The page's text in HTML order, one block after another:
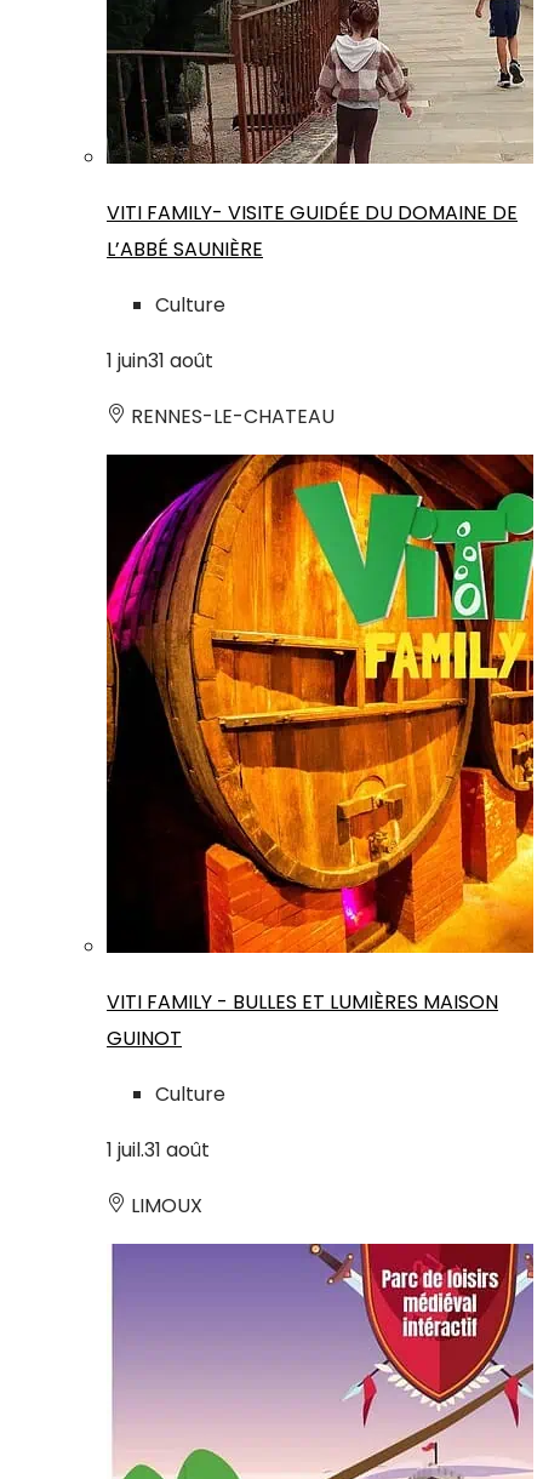
VITI FAMILY- VISITE GUIDÉE DU DOMAINE DE
L’ABBÉ SAUNIÈRE
Culture
1 juin31 août
RENNES-LE-CHATEAU
VITI FAMILY - BULLES ET LUMIÈRES MAISON
GUINOT
Culture
1 juil.31 août
LIMOUX